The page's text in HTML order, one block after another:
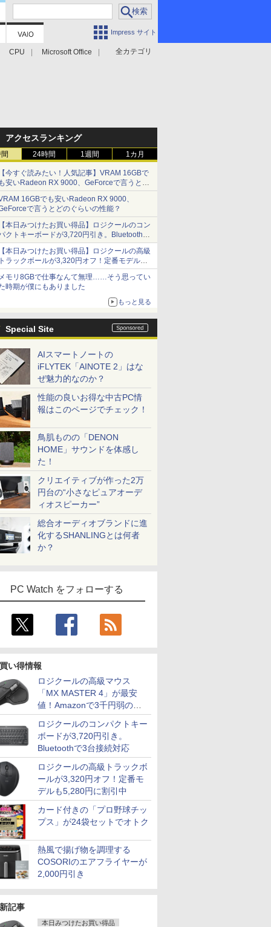
Impress サイト
全カテゴリ
CPU Microsoft Office
アクセスランキング
24時間 1週間 1カ月
今すぐ読みたい！人気記事】VRAM 16GBで
安いRadeon RX 9000、GeForceで言うとど
ぐらいの性能？ - PC Watch
16GBでも安いRadeon RX 9000、
で言うとどのぐらいの性能？
本日みつけたお買い得品】ロジクールのコン
クトキーボードが3,720円引き。Bluetoothで3
接続対応
本日みつけたお買い得品】ロジクールの高級
ラックボールが3,320円オフ！定番モデルも
円に割引中
モリ8GBで仕事なんて無理……そう思ってい
時期が僕にもありました
もっと見る
Special Site
AIスマートノートの
iFLYTEK「AINOTE 2」はな
ぜ魅力的なのか？
性能の良いお得な中古PC情
報はこのページでチェック！
鳥肌ものの「DENON
HOME」サウンドを体感し
た！
クリエイティブが作った2万
円台の“小さなピュアオーデ
ィオスピーカー”
総合オーディオブランドに進
化するSHANLINGとは何者
か？
PC Watch をフォローする
い得情報
ロジクールの高級マウス
「MX MASTER 4」が最安
値！Amazonで3千円弱の割
引
ロジクールのコンパクトキー
ボードが3,720円引き。
Bluetoothで3台接続対応
ロジクールの高級トラックボ
ールが3,320円オフ！定番モ
デルも5,280円に割引中
カード付きの「プロ野球チッ
プス」が24袋セットでオトク
熱風で揚げ物を調理する
COSORIのエアフライヤーが
2,000円引き
記事
本日みつけたお買い得品